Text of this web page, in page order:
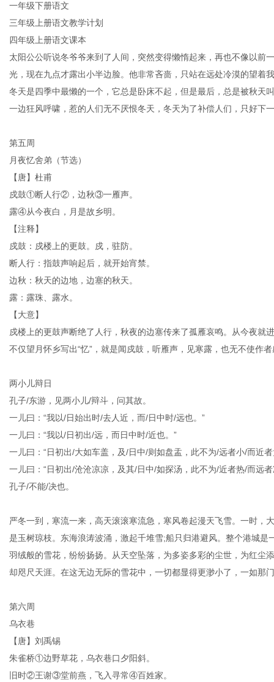
一年级下册语文
三年级上册语文教学计划
四年级上册语文课本
太阳公公听说冬爷爷来到了人间，突然变得懒惰起来，再也不像以前
光，现在九点才露出小半边脸。他非常吝啬，只站在远处冷漠的望着
冬天是四季中最懒的一个，它总是卧床不起，但是最后，总是被秋天
一边狂风呼啸，惹的人们无不厌恨冬天，冬天为了补偿人们，只好下
第五周
月夜忆舍弟（节选）
【唐】杜甫
戍鼓①断人行②，边秋③一雁声。
露④从今夜白，月是故乡明。
【注释】
戍鼓：戍楼上的更鼓。戍，驻防。
断人行：指鼓声响起后，就开始宵禁。
边秋：秋天的边地，边塞的秋天。
露：露珠、露水。
【大意】
戍楼上的更鼓声断绝了人行，秋夜的边塞传来了孤雁哀鸣。从今夜就
不仅望月怀乡写出“忆”，就是闻戍鼓，听雁声，见寒露，也无不使作
两小儿辩日
孔子/东游，见两小儿/辩斗，问其故。
一儿曰：“我以/日始出时/去人近，而/日中时/远也。”
一儿曰：“我以/日初出/远，而日中时/近也。”
一儿曰：“日初出/大如车盖，及/日中/则如盘盂，此不为/远者小/而近
一儿曰：“日初出/沧沧凉凉，及其/日中/如探汤，此不为/近者热/而远
孔子/不能/决也。
严冬一到，寒流一来，高天滚滚寒流急，寒风卷起漫天飞雪。一时，
是玉树琼枝。东海浪涛波涌，激起千堆雪;船只归港避风。整个港城是
羽绒般的雪花，纷纷扬扬。从天空坠落，为多姿多彩的尘世，为红尘
却咫尺天涯。在这无边无际的雪花中，一切都显得更渺小了，一如那
第六周
乌衣巷
【唐】刘禹锡
朱雀桥①边野草花，乌衣巷口夕阳斜。
旧时②王谢③堂前燕，飞入寻常④百姓家。